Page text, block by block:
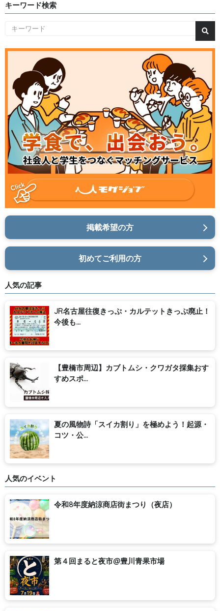
キーワード検索
掲載希望の方
初めてご利用の方
人気の記事
JR名古屋往復きっぷ・カルテットきっぷ廃止！
今後も...
【豊橋市周辺】カブトムシ・クワガタ採集おす
すめスポ...
夏の風物詩「スイカ割り」を極めよう！起源・
コツ・公...
人気のイベント
令和8年度納涼商店街まつり（夜店）
第４回まると夜市@豊川青果市場